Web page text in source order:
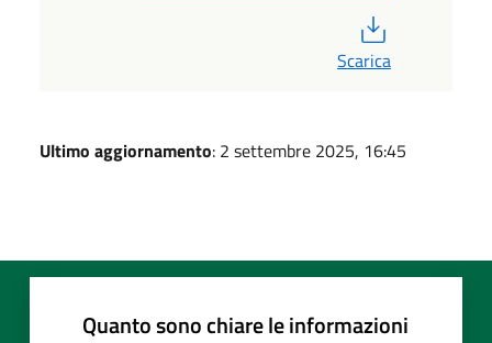
Scarica
Ultimo aggiornamento: 2 settembre 2025, 16:45
Quanto sono chiare le informazioni